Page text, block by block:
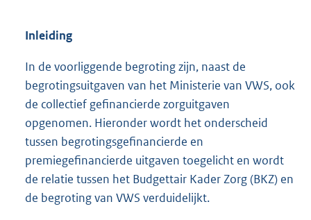
Inleiding
In de voorliggende begroting zijn, naast de
begrotingsuitgaven van het Ministerie van VWS, ook
de collectief gefinancierde zorguitgaven
opgenomen. Hieronder wordt het onderscheid
tussen begrotingsgefinancierde en
premiegefinancierde uitgaven toegelicht en wordt
de relatie tussen het Budgettair Kader Zorg (BKZ) en
de begroting van VWS verduidelijkt.